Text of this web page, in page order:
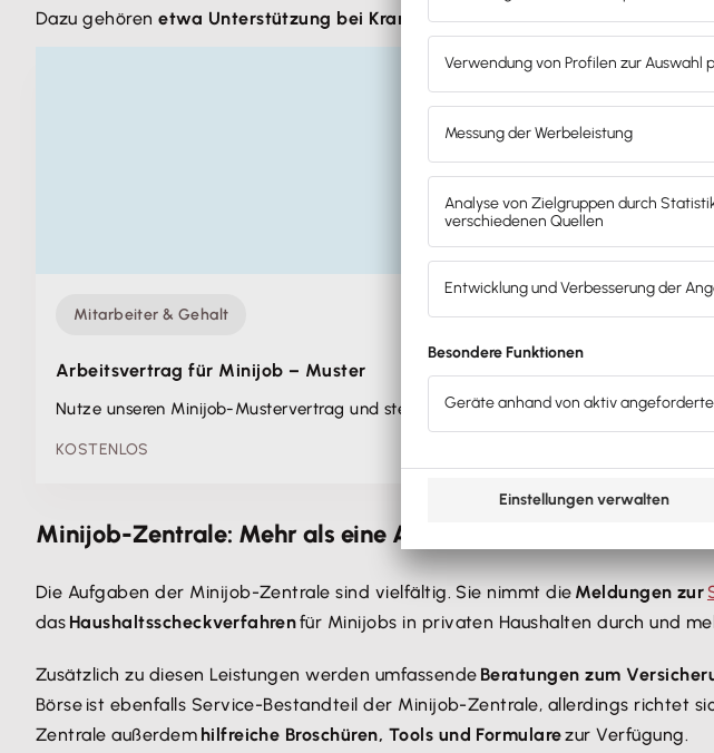
Dazu gehörenetwa Unterstützung bei Krankheit, im Alter oder bei
Mitarbeiter & Gehalt
Arbeitsvertrag für Minijob – Muster
Nutze unseren Minijob-Mustervertrag und stelle geringfügig Beschäftigte schnell und
KOSTENLOS
Minijob-Zentrale: Mehr als eine Anmeldestelle
Die Aufgaben der Minijob-Zentrale sind vielfältig. Sie nimmt die Meldungen zur
das Haushaltsscheckverfahrenfür Minijobs in privaten Haushalten durch und
Zusätzlich zu diesen Leistungen werden umfassende Beratungen zum
Börse ist ebenfalls Service-Bestandteil der Minijob-Zentrale, allerdings richtet
Zentrale außerdem hilfreiche Broschüren, Tools und Formularezur Verfügung.